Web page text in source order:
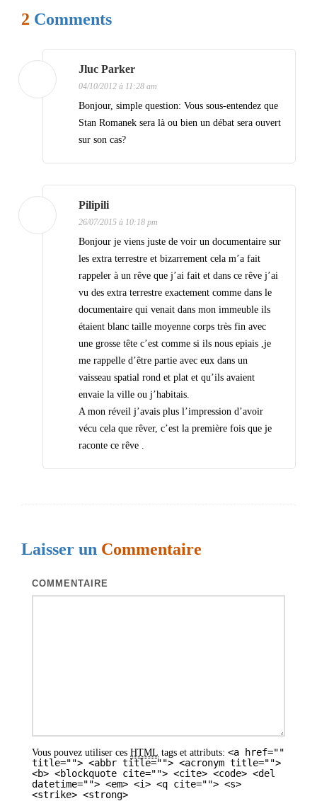
t
o
n
r
t
2 Comments
Jluc Parker
04/10/2012 à 11:28 am
Bonjour, simple question: Vous sous-entendez que
Stan Romanek sera là ou bien un débat sera ouvert
sur son cas?
Pilipili
26/07/2015 à 10:18 pm
Bonjour je viens juste de voir un documentaire sur
les extra terrestre et bizarrement cela m’a fait
rappeler à un rêve que j’ai fait et dans ce rêve j’ai
vu des extra terrestre exactement comme dans le
documentaire qui venait dans mon immeuble ils
étaient blanc taille moyenne corps très fin avec
une grosse tête c’est comme si ils nous epiais ,je
me rappelle d’être partie avec eux dans un
vaisseau spatial rond et plat et qu’ils avaient
envaie la ville ou j’habitais.
A mon réveil j’avais plus l’impression d’avoir
vécu cela que rêver, c’est la première fois que je
raconte ce rêve .
Laisser un Commentaire
COMMENTAIRE
Vous pouvez utiliser ces HTML tags et attributs: <a href=""
title=""> <abbr title=""> <acronym title="">
<b> <blockquote cite=""> <cite> <code> <del
datetime=""> <em> <i> <q cite=""> <s>
<strike> <strong>